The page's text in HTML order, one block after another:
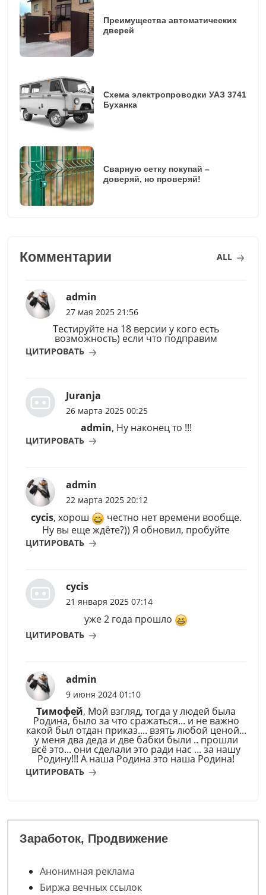
Преимущества автоматических
дверей
Схема электропроводки УАЗ 3741
Буханка
Сварную сетку покупай –
доверяй, но проверяй!
Комментарии ALL
admin
27 мая 2025 21:56
Тестируйте на 18 версии у кого есть
возможность) если что подправим
ЦИТИРОВАТЬ
Juranja
26 марта 2025 00:25
admin, Ну наконец то !!!
ЦИТИРОВАТЬ
admin
22 марта 2025 20:12
cycis, хорош
честно нет времени вообще.
Ну вы еще ждёте?)) Я обновил, пробуйте
ЦИТИРОВАТЬ
cycis
21 января 2025 07:14
уже 2 года прошло
ЦИТИРОВАТЬ
admin
9 июня 2024 01:10
Тимофей, Мой взгляд, тогда у людей была
Родина, было за что сражаться... и не важно
какой был отдан приказ.... взять любой ценой...
у меня два деда и две бабки были .. прошли
всё это... они сделали это ради нас ... за нашу
Родину!!! А наша Родина это наша Родина!
ЦИТИРОВАТЬ
Заработок, Продвижение
Анонимная реклама
Биржа вечных ссылок